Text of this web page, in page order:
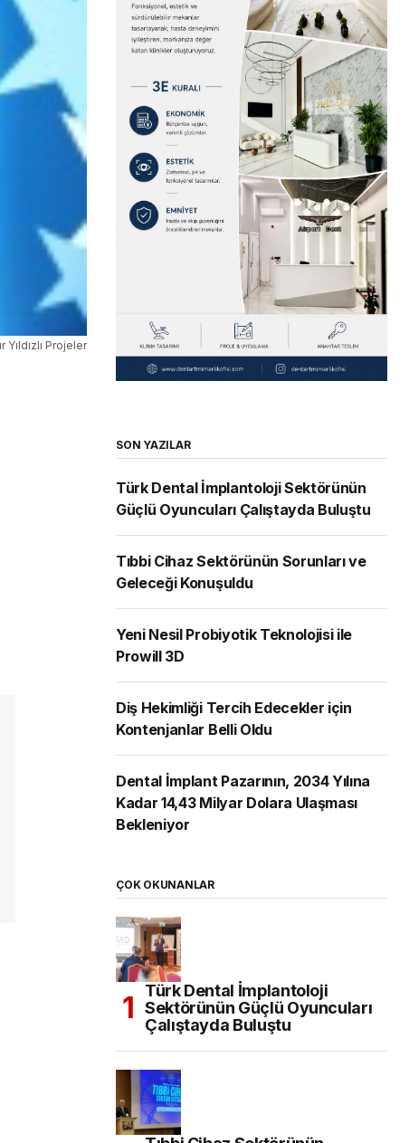
Yıldızlı Projeler
SON YAZILAR
Türk Dental İmplantoloji Sektörünün
Güçlü Oyuncuları Çalıştayda Buluştu
Tıbbi Cihaz Sektörünün Sorunları ve
Geleceği Konuşuldu
Yeni Nesil Probiyotik Teknolojisi ile
Prowill 3D
Diş Hekimliği Tercih Edecekler için
Kontenjanlar Belli Oldu
Dental İmplant Pazarının, 2034 Yılına
Kadar 14,43 Milyar Dolara Ulaşması
Bekleniyor
ÇOK OKUNANLAR
Türk Dental İmplantoloji
Sektörünün Güçlü Oyuncuları
Çalıştayda Buluştu